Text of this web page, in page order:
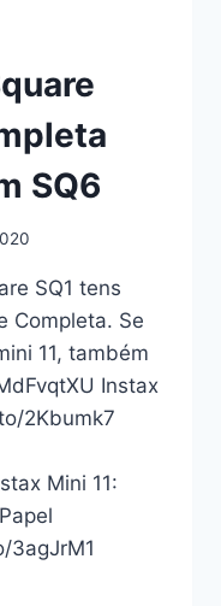
SQ6
SQ1 tens
Completa. Se
11, também
Instax
2Kbumk7
Mini 11:
3agJrM1